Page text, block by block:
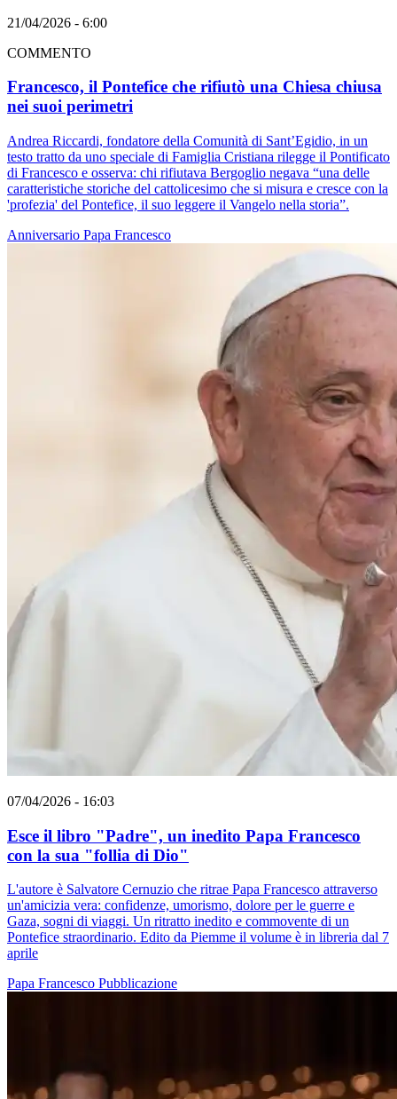
21/04/2026 - 6:00
COMMENTO
Francesco, il Pontefice che rifiutò una Chiesa chiusa
nei suoi perimetri
Andrea Riccardi, fondatore della Comunità di Sant’Egidio, in un
testo tratto da uno speciale di Famiglia Cristiana rilegge il Pontificato
di Francesco e osserva: chi rifiutava Bergoglio negava “una delle
caratteristiche storiche del cattolicesimo che si misura e cresce con la
'profezia' del Pontefice, il suo leggere il Vangelo nella storia”.
Anniversario Papa Francesco
07/04/2026 - 16:03
Esce il libro "Padre", un inedito Papa Francesco
con la sua "follia di Dio"
L'autore è Salvatore Cernuzio che ritrae Papa Francesco attraverso
un'amicizia vera: confidenze, umorismo, dolore per le guerre e
Gaza, sogni di viaggi. Un ritratto inedito e commovente di un
Pontefice straordinario. Edito da Piemme il volume è in libreria dal 7
aprile
Papa Francesco Pubblicazione